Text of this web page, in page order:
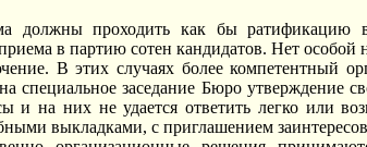
должны проходить как бы
в партию сотен кандидатов. Нет
В этих случаях более компетентный
специальное заседание Бюро
и на них не удается ответить легко или
выкладками, с приглашением